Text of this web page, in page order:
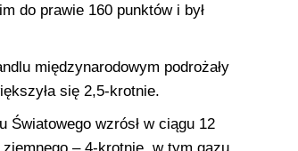
do prawie 160 punktów i był
międzynarodowym podrożały
się 2,5-krotnie.
Światowego wzrósł w ciągu 12